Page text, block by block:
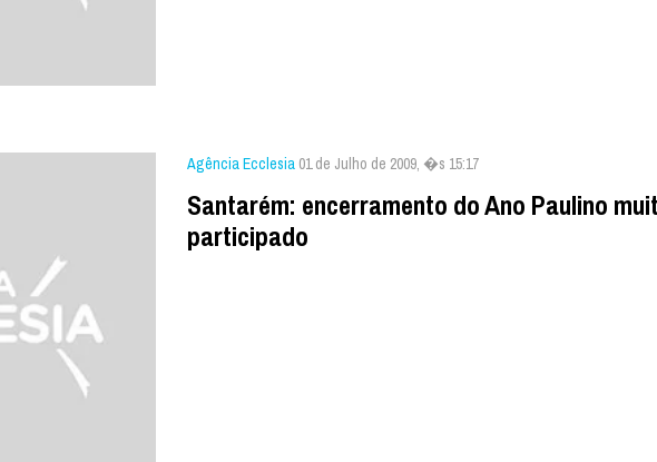
Agência Ecclesia 01 de Julho de 2009, �s 15:17
Santarém: encerramento do Ano Paulino
participado